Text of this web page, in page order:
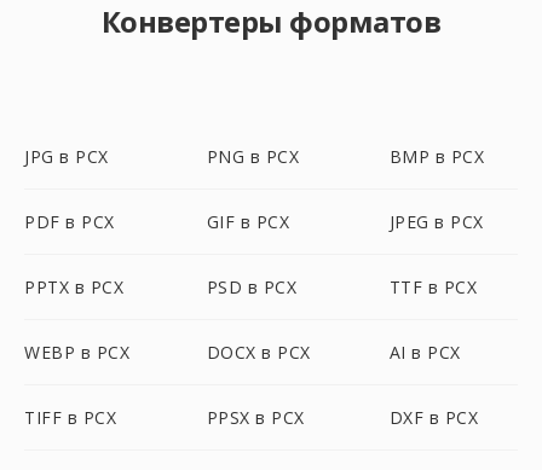
Конвертеры форматов
JPG в PCX PNG в PCX BMP в PCX
PDF в PCX GIF в PCX JPEG в PCX
PPTX в PCX PSD в PCX TTF в PCX
WEBP в PCX DOCX в PCX AI в PCX
TIFF в PCX PPSX в PCX DXF в PCX